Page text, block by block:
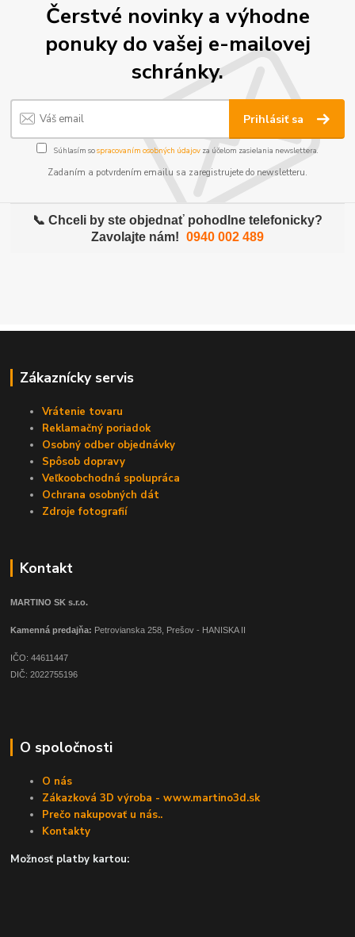
Čerstvé novinky a výhodne
ponuky do vašej e-mailovej
schránky.
Prihlásiť sa
Súhlasím sospracovaním osobných údajov za účelom zasielania newslettera.
Zadaním a potvrdením emailu sa zaregistrujete do newsletteru.
📞 Chceli by ste objednať pohodlne telefonicky?
Zavolajte nám! 0940 002 489
Zákaznícky servis
Vrátenie tovaru
Reklamačný poriadok
Osobný odber objednávky
Spôsob dopravy
Veľkoobchodná spolupráca
Ochrana osobných dát
Zdroje fotografií
Kontakt
MARTINO SK s.r.o.
Kamenná predajňa: Petrovianska 258, Prešov - HANISKA II
IČO: 44611447
DIČ: 2022755196
O spoločnosti
O nás
Zákazková 3D výroba - www.martino3d.sk
Prečo nakupovať u nás..
Kontakty
Možnosť platby kartou: